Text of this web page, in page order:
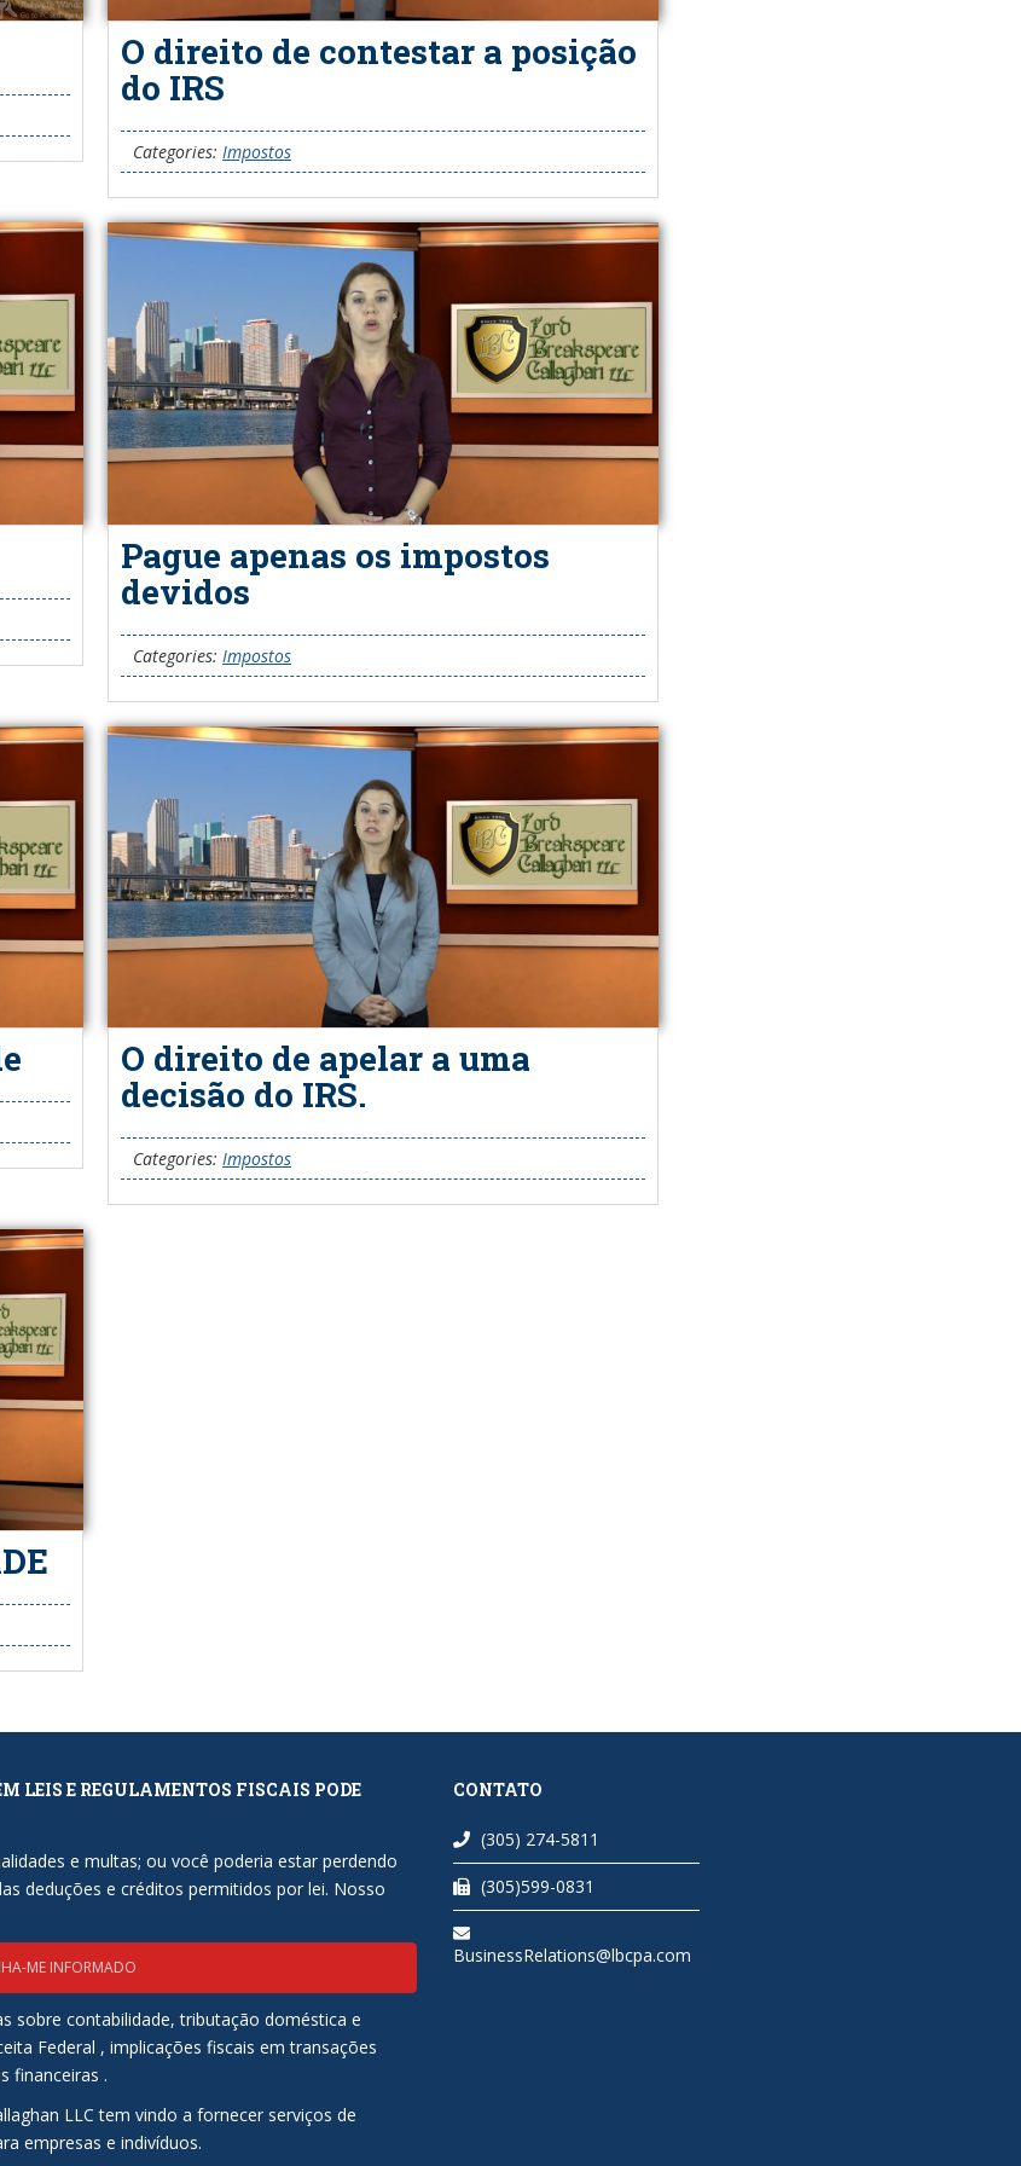
O direito de contestar a posição
do IRS
Categories: Impostos
Pague apenas os impostos
devidos
Categories: Impostos
O direito de apelar a uma
decisão do IRS.
Categories: Impostos
LEIS E REGULAMENTOS FISCAIS PODE
e multas; ou você poderia estar perdendo
deduções e créditos permitidos por lei. Nosso
ME INFORMADO
sobre contabilidade, tributação doméstica e
Federal , implicações fiscais em transações
financeiras .
LLC tem vindo a fornecer serviços de
empresas e indivíduos.
CONTATO
(305) 274-5811
(305)599-0831
BusinessRelations@lbcpa.com